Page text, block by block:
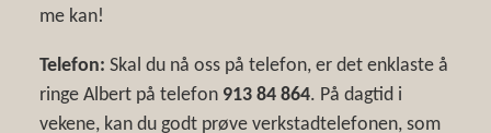
me kan!
Telefon: Skal du nå oss på telefon, er det enklaste å
ringe Albert på telefon 913 84 864. På dagtid i
vekene, kan du godt prøve verkstadtelefonen, som